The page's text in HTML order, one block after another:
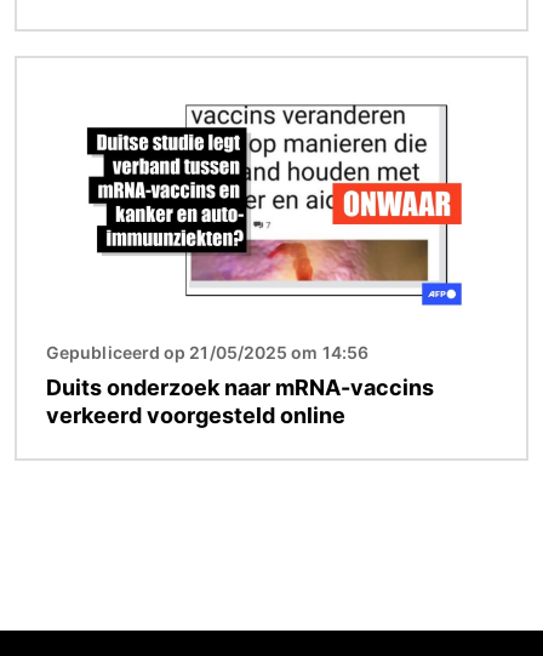
Gepubliceerd op 21/05/2025 om 14:56
Duits onderzoek naar mRNA-vaccins
verkeerd voorgesteld online